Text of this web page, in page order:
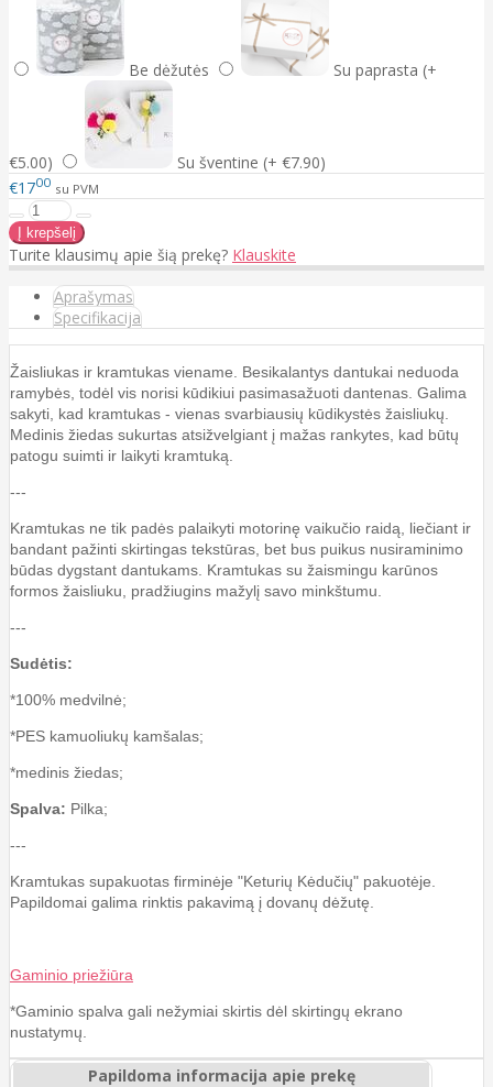
Be dėžutės Su paprasta (+
€5.00)
Su šventine (+ €7.90)
€1700 su PVM
Turite klausimų apie šią prekę? Klauskite
Aprašymas
Specifikacija
Žaisliukas ir kramtukas viename. Besikalantys dantukai neduoda
ramybės, todėl vis norisi kūdikiui pasimasažuoti dantenas. Galima
sakyti, kad kramtukas - vienas svarbiausių kūdikystės žaisliukų.
Medinis žiedas sukurtas atsižvelgiant į mažas rankytes, kad būtų
patogu suimti ir laikyti kramtuką.
---
Kramtukas ne tik padės palaikyti motorinę vaikučio raidą, liečiant ir
bandant pažinti skirtingas tekstūras, bet bus puikus nusiraminimo
būdas dygstant dantukams. Kramtukas su žaismingu karūnos
formos žaisliuku, pradžiugins mažylį savo minkštumu.
---
Sudėtis:
*100% medvilnė;
*PES kamuoliukų kamšalas;
*medinis žiedas;
Spalva: Pilka;
---
Kramtukas supakuotas firminėje "Keturių Kėdučių" pakuotėje.
Papildomai galima rinktis pakavimą į dovanų dėžutę.
Gaminio priežiūra
*Gaminio spalva gali nežymiai skirtis dėl skirtingų ekrano
nustatymų.
Papildoma informacija apie prekę